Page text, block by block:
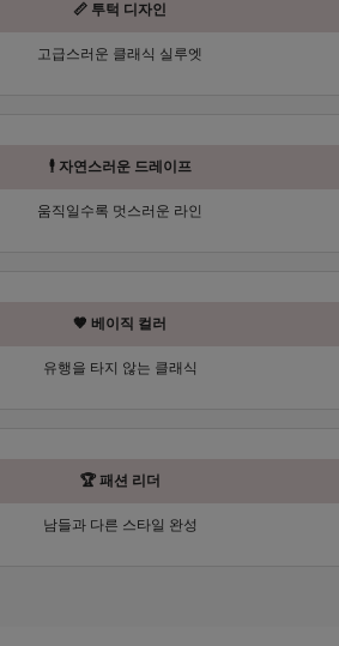
📏 투턱 디자인
고급스러운 클래식 실루엣
🕴 자연스러운 드레이프
움직일수록 멋스러운 라인
🤎 베이직 컬러
유행을 타지 않는 클래식
🏆 패션 리더
남들과 다른 스타일 완성